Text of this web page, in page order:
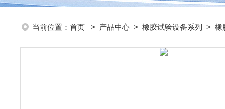
当前位置： 首页 > 产品中心 > 橡胶试验设备系列 > 橡